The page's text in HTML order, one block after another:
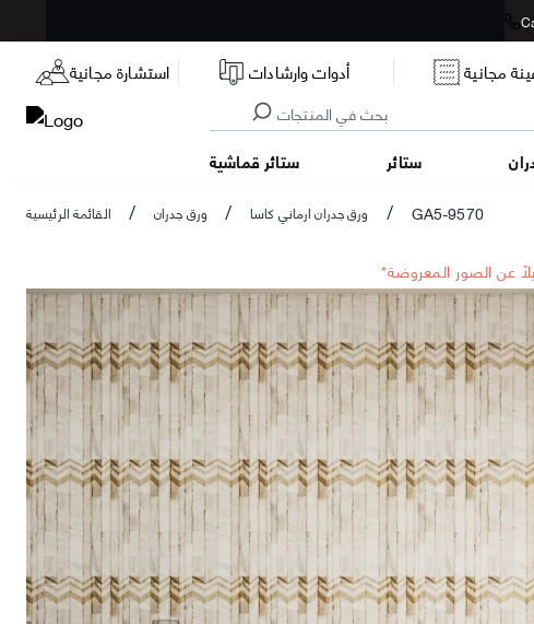
استشارة مجانية أدوات وارشادات مجانية
ستائر قماشية ستائر
القائمة الرئيسية / ورق جدران / ورق جدران ارماني كاسا / GA5-9570
عن الصور المعروضة